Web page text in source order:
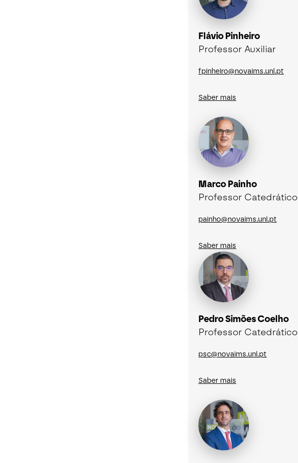
Flávio Pinheiro
Professor Auxiliar
fpinheiro@novaims.unl.pt
Saber mais
Marco Painho
Professor Catedrático
painho@novaims.unl.pt
Saber mais
Pedro Simões Coelho
Professor Catedrático
psc@novaims.unl.pt
Saber mais